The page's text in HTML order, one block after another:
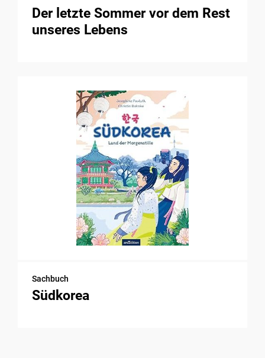
Der letzte Sommer vor dem Rest
unseres Lebens
Sachbuch
Südkorea